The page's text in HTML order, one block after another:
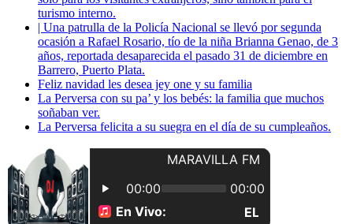
turismo interno.
| Una patrulla de la Policía Nacional se llevó por segunda
ocasión a Rafael Rosario, tío de la niña Brianna Genao, de 3
años, reportada desaparecida el pasado 31 de diciembre en
Barrero, Puerto Plata.
Feliz navidad les desea jey one y su familia
La Perversa con su pa’ y los bebés: la familia que muchos
soñaban ver.
La Perversa felicita a su suegra en el día de su cumpleaños.